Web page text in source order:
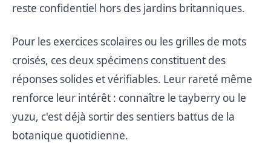
reste confidentiel hors des jardins britanniques.
Pour les exercices scolaires ou les grilles de mots
croisés, ces deux spécimens constituent des
réponses solides et vérifiables. Leur rareté même
renforce leur intérêt : connaître le tayberry ou le
yuzu, c'est déjà sortir des sentiers battus de la
botanique quotidienne.